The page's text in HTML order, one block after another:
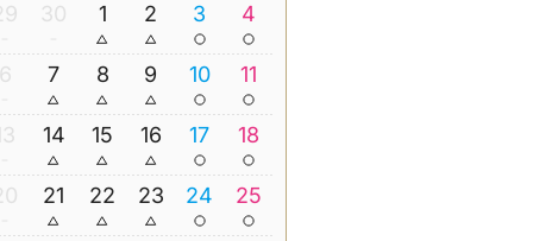
30 1 2 3 4
6 7 8 9 10 11
14 15 16 17 18
21 22 23 24 25